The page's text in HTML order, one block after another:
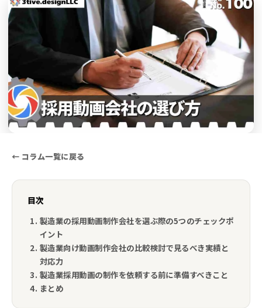
← コラム一覧に戻る
目次
製造業の採用動画制作会社を選ぶ際の5つのチェックポ
イント
製造業向け動画制作会社の比較検討で見るべき実績と
対応力
製造業採用動画の制作を依頼する前に準備すべきこと
まとめ